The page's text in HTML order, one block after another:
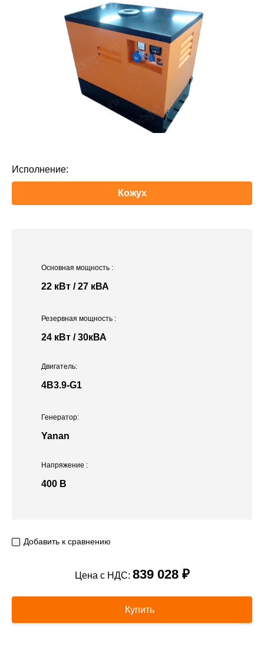
Исполнение:
Кожух
Основная мощность :
22 кВт / 27 кВА
Двигатель:
4B3.9-G1
Напряжение :
400 В
Резервная мощность :
24 кВт / 30кВА
Генератор:
Yanan
Добавить к сравнению
Цена с НДС: 839 028 ₽
Купить